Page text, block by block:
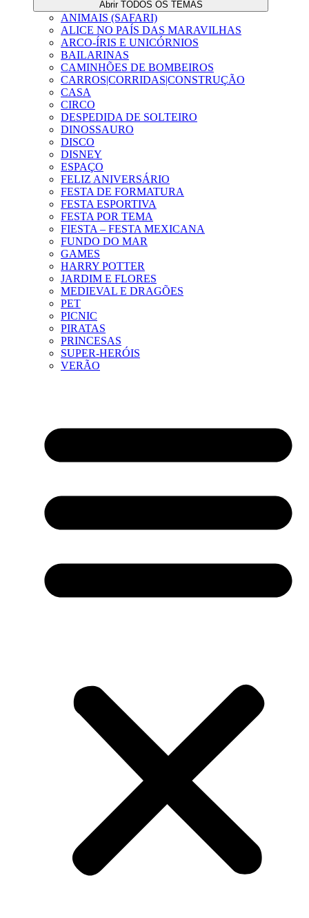
Abrir TODOS OS TEMAS
ANIMAIS (SAFARI)
ALICE NO PAÍS DAS MARAVILHAS
ARCO-ÍRIS E UNICÓRNIOS
BAILARINAS
CAMINHÕES DE BOMBEIROS
CARROS|CORRIDAS|CONSTRUÇÃO
CASA
CIRCO
DESPEDIDA DE SOLTEIRO
DINOSSAURO
DISCO
DISNEY
ESPAÇO
FELIZ ANIVERSÁRIO
FESTA DE FORMATURA
FESTA ESPORTIVA
FESTA POR TEMA
FIESTA – FESTA MEXICANA
FUNDO DO MAR
GAMES
HARRY POTTER
JARDIM E FLORES
MEDIEVAL E DRAGÕES
PET
PICNIC
PIRATAS
PRINCESAS
SUPER-HERÓIS
VERÃO